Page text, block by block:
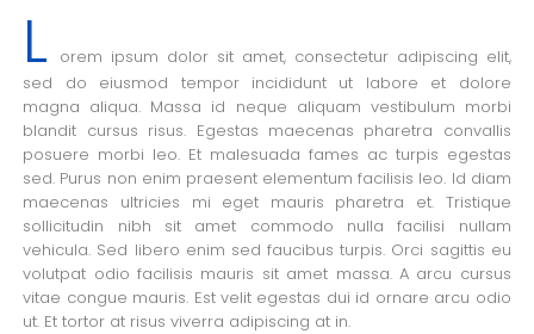
L
orem ipsum dolor sit amet, consectetur adipiscing elit,
sed do eiusmod tempor incididunt ut labore et dolore
magna aliqua. Massa id neque aliquam vestibulum morbi
blandit cursus risus. Egestas maecenas pharetra convallis
posuere morbi leo. Et malesuada fames ac turpis egestas
sed. Purus non enim praesent elementum facilisis leo. Id diam
maecenas ultricies mi eget mauris pharetra et. Tristique
sollicitudin nibh sit amet commodo nulla facilisi nullam
vehicula. Sed libero enim sed faucibus turpis. Orci sagittis eu
volutpat odio facilisis mauris sit amet massa. A arcu cursus
vitae congue mauris. Est velit egestas dui id ornare arcu odio
ut. Et tortor at risus viverra adipiscing at in.